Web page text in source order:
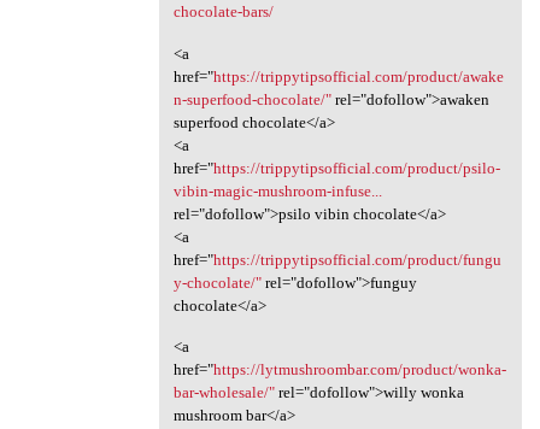
chocolate-bars/
<a
href="https://trippytipsofficial.com/product/awake
n-superfood-chocolate/"rel="dofollow">awaken
superfood chocolate</a>
<a
href="https://trippytipsofficial.com/product/psilo-
vibin-magic-mushroom-infuse...
rel="dofollow">psilo vibin chocolate</a>
<a
href="https://trippytipsofficial.com/product/fungu
y-chocolate/"rel="dofollow">funguy
chocolate</a>
<a
href="https://lytmushroombar.com/product/wonka-
bar-wholesale/"rel="dofollow">willy wonka
mushroom bar</a>